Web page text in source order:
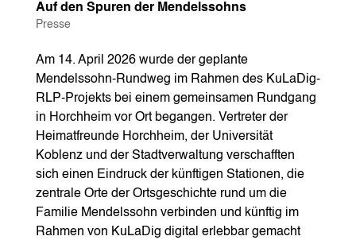
Auf den Spuren der Mendelssohns
Presse
Am 14. April 2026 wurde der geplante
Mendelssohn-Rundweg im Rahmen des KuLaDig-
RLP-Projekts bei einem gemeinsamen Rundgang
in Horchheim vor Ort begangen. Vertreter der
Heimatfreunde Horchheim, der Universität
Koblenz und der Stadtverwaltung verschafften
sich einen Eindruck der künftigen Stationen, die
zentrale Orte der Ortsgeschichte rund um die
Familie Mendelssohn verbinden und künftig im
Rahmen von KuLaDig digital erlebbar gemacht